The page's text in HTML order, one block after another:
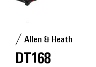
Allen & Heath
DT168